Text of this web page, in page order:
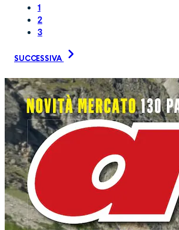
1
2
3
SUCCESSIVA